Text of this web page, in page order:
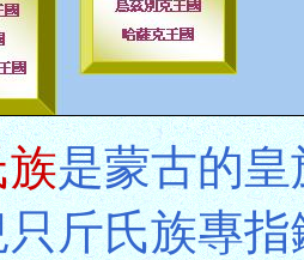
族是蒙古的
斤氏族專